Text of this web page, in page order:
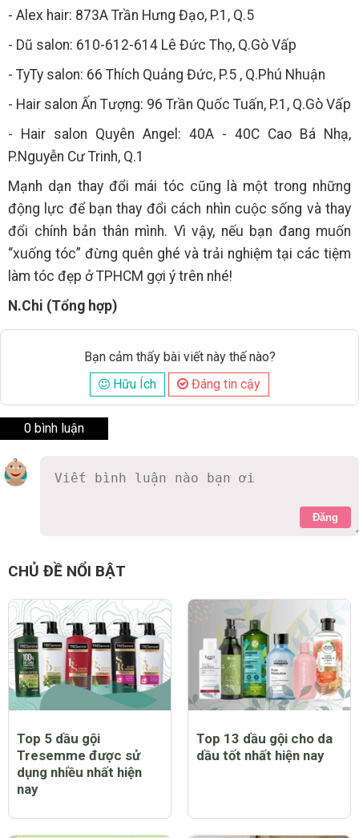
- Alex hair: 873A Trần Hưng Đạo, P.1, Q.5
- Dũ salon: 610-612-614 Lê Đức Thọ, Q.Gò Vấp
- TyTy salon: 66 Thích Quảng Đức, P.5 , Q.Phú Nhuận
- Hair salon Ấn Tượng: 96 Trần Quốc Tuấn, P.1, Q.Gò Vấp
- Hair salon Quyên Angel: 40A - 40C Cao Bá Nhạ,
P.Nguyễn Cư Trinh, Q.1
Mạnh dạn thay đổi mái tóc cũng là một trong những
động lực để bạn thay đổi cách nhìn cuộc sống và thay
đổi chính bản thân mình. Vì vậy, nếu bạn đang muốn
“xuống tóc” đừng quên ghé và trải nghiệm tại các tiệm
làm tóc đẹp ở TPHCM gợi ý trên nhé!
N.Chi (Tổng hợp)
Bạn cảm thấy bài viết này thế nào?
Hữu Ích
Đáng tin cậy
0 bình luận
Đăng
CHỦ ĐỀ NỔI BẬT
Top 5 dầu gội
Tresemme được sử
dụng nhiều nhất hiện
nay
Top 13 dầu gội cho da
dầu tốt nhất hiện nay